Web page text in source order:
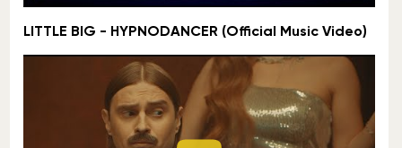
LITTLE BIG - HYPNODANCER (Official Music Video)